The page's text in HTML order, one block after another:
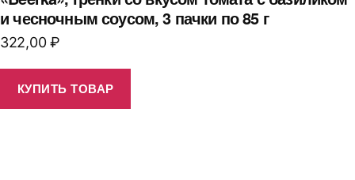
и чесночным соусом, 3 пачки по 85 г
322,00₽
КУПИТЬ ТОВАР